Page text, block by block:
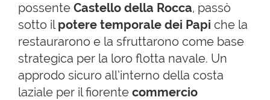
possente Castello della Rocca, passò
sotto ilpotere temporale dei Papi che la
restaurarono e la sfruttarono come base
strategica per la loro flotta navale. Un
approdo sicuro all’interno della costa
laziale per il fiorente commercio